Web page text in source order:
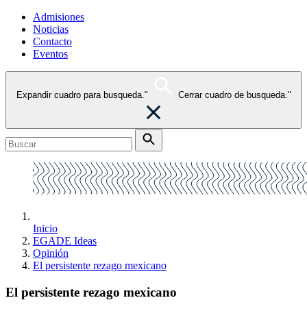
Admisiones
Noticias
Contacto
Eventos
Expandir cuadro para busqueda." Cerrar cuadro de busqueda."
Inicio
EGADE Ideas
Opinión
El persistente rezago mexicano
El persistente rezago mexicano